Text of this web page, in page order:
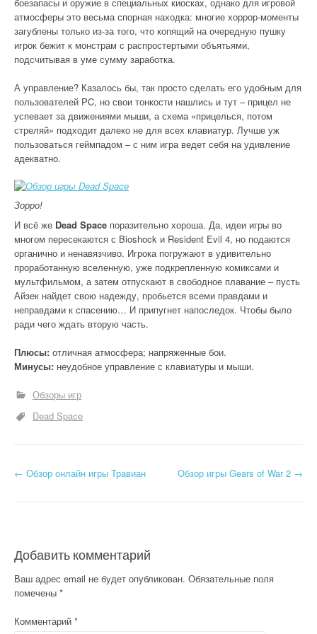
атмосферы это весьма спорная находка: многие хоррор-моменты
загублены только из-за того, что копящий на очередную пушку
игрок бежит к монстрам с распростертыми объятьями,
подсчитывая в уме сумму заработка.
А управление? Казалось бы, так просто сделать его удобным для
пользователей PC, но свои тонкости нашлись и тут – прицел не
успевает за движениями мыши, а схема «прицелься, потом
стреляй» подходит далеко не для всех клавиатур. Лучше уж
пользоваться геймпадом – с ним игра ведет себя на удивление
адекватно.
Зорро!
И всё же Dead Space поразительно хороша. Да, идеи игры во
многом пересекаются с Bioshock и Resident Evil 4, но подаются
органично и ненавязчиво. Игрока погружают в удивительно
проработанную вселенную, уже подкрепленную комиксами и
мультфильмом, а затем отпускают в свободное плавание – пусть
Айзек найдет свою надежду, пробьется всеми правдами и
неправдами к спасению… И припугнет напоследок. Чтобы было
ради чего ждать вторую часть.
Плюсы: отличная атмосфера; напряженные бои.
Минусы: неудобное управление с клавиатуры и мыши.
Обзоры игр
Dead Space
Н
и
г
а
← Обзор онлайн игры Травиан Обзор игры Gears of War 2 →
Добавить комментарий
Ваш адрес email не будет опубликован. Обязательные поля
помечены *
Комментарий *